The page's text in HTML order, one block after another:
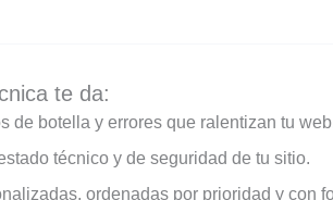
te da:
de botella y errores que ralentizan tu
técnico y de seguridad de tu sitio.
ordenadas por prioridad y con